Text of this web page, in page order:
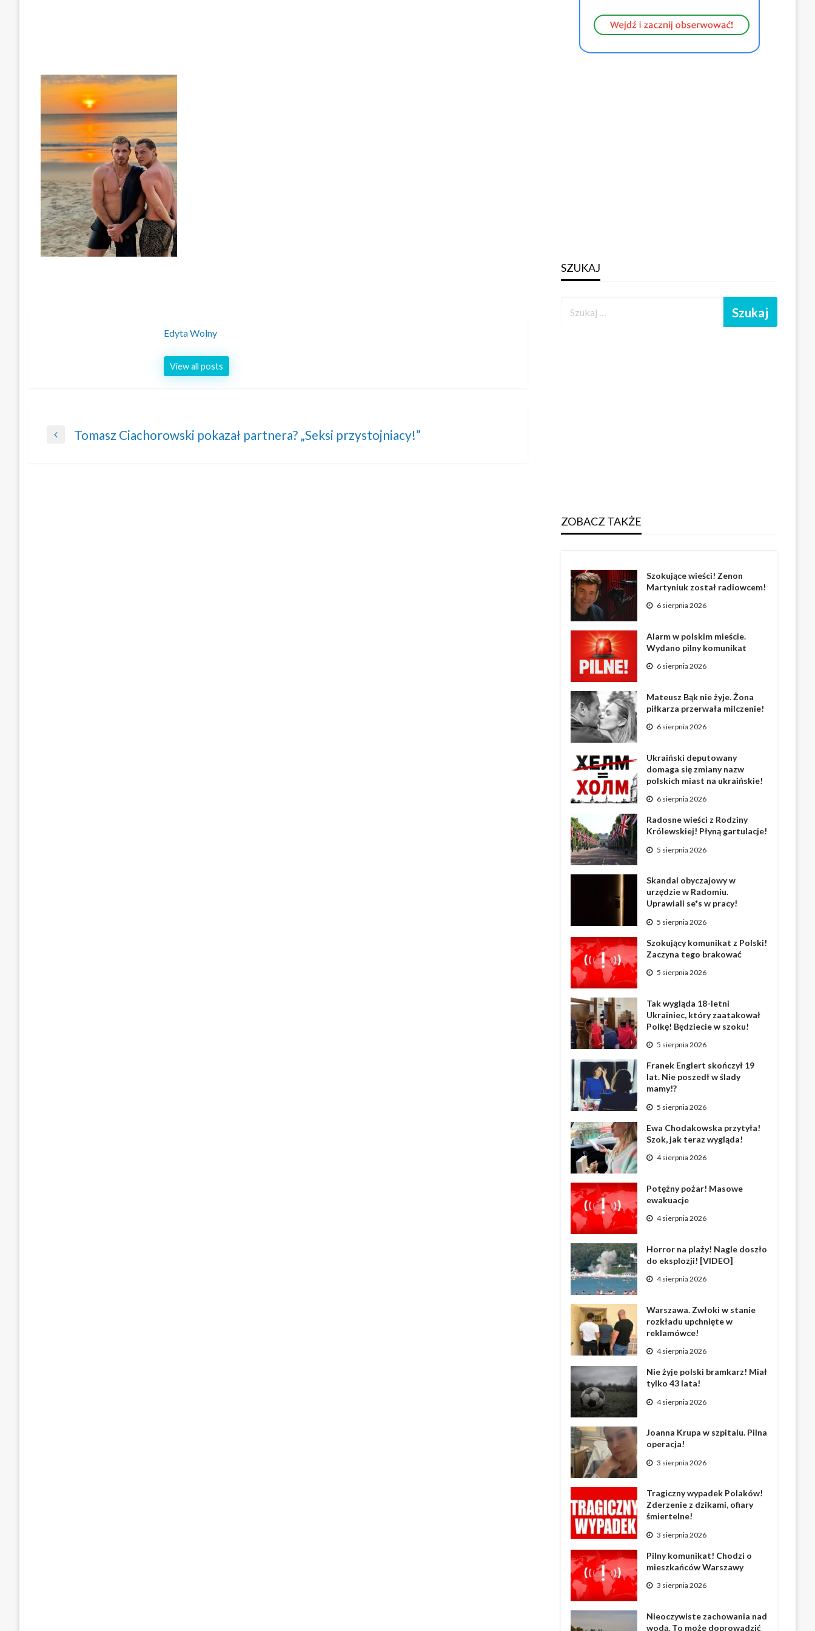
Edyta Wolny
View all posts
Nawigacja
Previous
Tomasz Ciachorowski pokazał partnera? „Seksi przystojniacy!”
SZUKAJ
ZOBACZ TAKŻE
Szokujące wieści! Zenon
Martyniuk został radiowcem!
6 sierpnia 2026
Alarm w polskim mieście.
Wydano pilny komunikat
6 sierpnia 2026
Mateusz Bąk nie żyje. Żona
piłkarza przerwała milczenie!
6 sierpnia 2026
Ukraiński deputowany
domaga się zmiany nazw
polskich miast na ukraińskie!
6 sierpnia 2026
Radosne wieści z Rodziny
Królewskiej! Płyną gartulacje!
5 sierpnia 2026
Skandal obyczajowy w
urzędzie w Radomiu.
Uprawiali se*s w pracy!
5 sierpnia 2026
Szokujący komunikat z Polski!
Zaczyna tego brakować
5 sierpnia 2026
Tak wygląda 18-letni
Ukrainiec, który zaatakował
Polkę! Będziecie w szoku!
5 sierpnia 2026
Franek Englert skończył 19
lat. Nie poszedł w ślady
mamy!?
5 sierpnia 2026
Ewa Chodakowska przytyła!
Szok, jak teraz wygląda!
4 sierpnia 2026
Potężny pożar! Masowe
ewakuacje
4 sierpnia 2026
Horror na plaży! Nagle doszło
do eksplozji! [VIDEO]
4 sierpnia 2026
Warszawa. Zwłoki w stanie
rozkładu upchnięte w
reklamówce!
4 sierpnia 2026
Nie żyje polski bramkarz! Miał
tylko 43 lata!
4 sierpnia 2026
Joanna Krupa w szpitalu. Pilna
operacja!
3 sierpnia 2026
Tragiczny wypadek Polaków!
Zderzenie z dzikami, ofiary
śmiertelne!
3 sierpnia 2026
Pilny komunikat! Chodzi o
mieszkańców Warszawy
3 sierpnia 2026
Nieoczywiste zachowania nad
wodą. To może doprowadzić